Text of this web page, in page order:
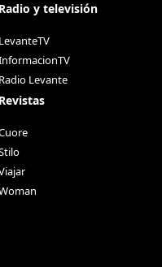
Radio y televisión
LevanteTV
Radio Levante
Revistas